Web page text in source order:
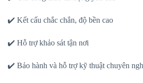
✔️ Kết cấu chắc chắn, độ bền cao
✔️ Hỗ trợ khảo sát tận nơi
✔️ Bảo hành và hỗ trợ kỹ thuật chuyên